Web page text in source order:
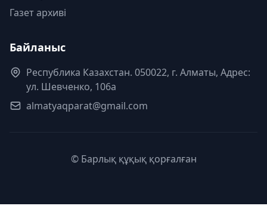
Газет архиві
Байланыс
Республика Казахстан. 050022, г. Алматы, Адрес:
ул. Шевченко, 106а
almatyaqparat@gmail.com
© Барлық құқық қорғалған